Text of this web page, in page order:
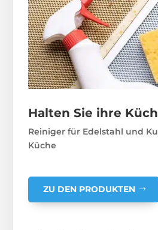
Halten Sie ihre
Reiniger für Edelstahl und
Küche
ZU DEN PRODUKTEN